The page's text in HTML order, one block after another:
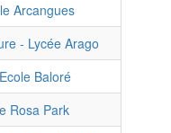
Arcangues
- Lycée Arago
Baloré
Rosa Park